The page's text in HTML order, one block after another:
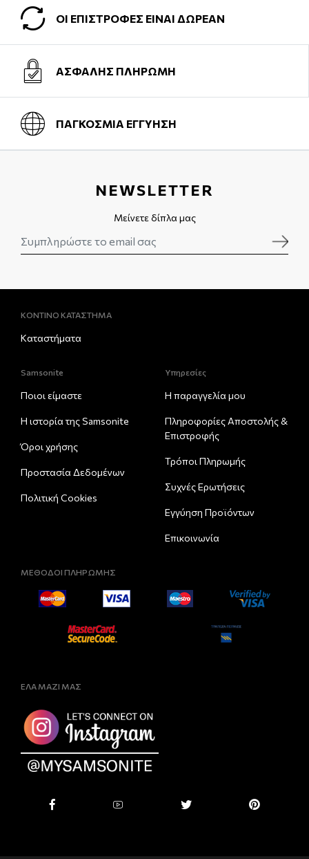
ΟΙ ΕΠΙΣΤΡΟΦΕΣ ΕΙΝΑΙ ΔΩΡΕΑΝ
ΑΣΦΑΛΗΣ ΠΛΗΡΩΜΗ
ΠΑΓΚΟΣΜΙΑ ΕΓΓΥΗΣΗ
NEWSLETTER
Μείνετε δίπλα μας
ΚΟΝΤΙΝΟ ΚΑΤΑΣΤΗΜΑ
Καταστήματα
Samsonite
Ποιοι είμαστε
Η ιστορία της Samsonite
Όροι χρήσης
Προστασία Δεδομένων
Πολιτική Cookies
Υπηρεσίες
Η παραγγελία μου
Πληροφορίες Αποστολής &
Eπιστροφής
Τρόποι Πληρωμής
Συχνές Ερωτήσεις
Εγγύηση Προϊόντων
Επικοινωνία
ΜΕΘΟΔΟΙ ΠΛΗΡΩΜΗΣ
ΕΛΑ ΜΑΖΙ ΜΑΣ